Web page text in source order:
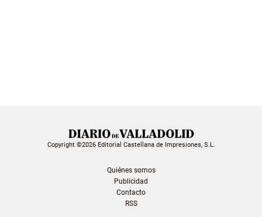
Copyright ©2026 Editorial Castellana de Impresiones, S.L.
Quiénes somos
Publicidad
Contacto
RSS